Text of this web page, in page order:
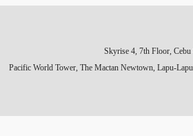
Pacific World Tower, The Mactan Newtown, Lapu-Lapu